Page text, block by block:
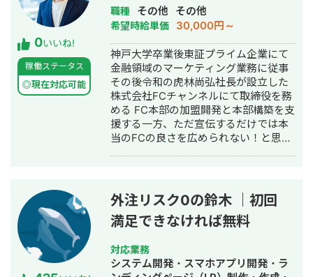
0いいね!
稼働ステータス
◎現在対応可能
職種 その他 その他
希望時給単価 30,000円～
神戸大学卒業後東証プライム企業にて
金融領域のマーケティング業務に従事
その後令和の虎林尚弘社長が設立した
株式会社FCチャンネルにて取締役を務
める FC本部の加盟開発と本部構築を支
援する一方、ただ宣伝するだけでは本
当のFCの良さを広められない！と思
在はFCに加盟したいが、時間やノウハ
ウがないという方向けに店舗運営をま
るっと請け負うFC店舗運営委託代行事
外注リスク0の鈴木 ｜初回
満足できなければ無料
対応業務
システム開発・スマホアプリ開発・ラ